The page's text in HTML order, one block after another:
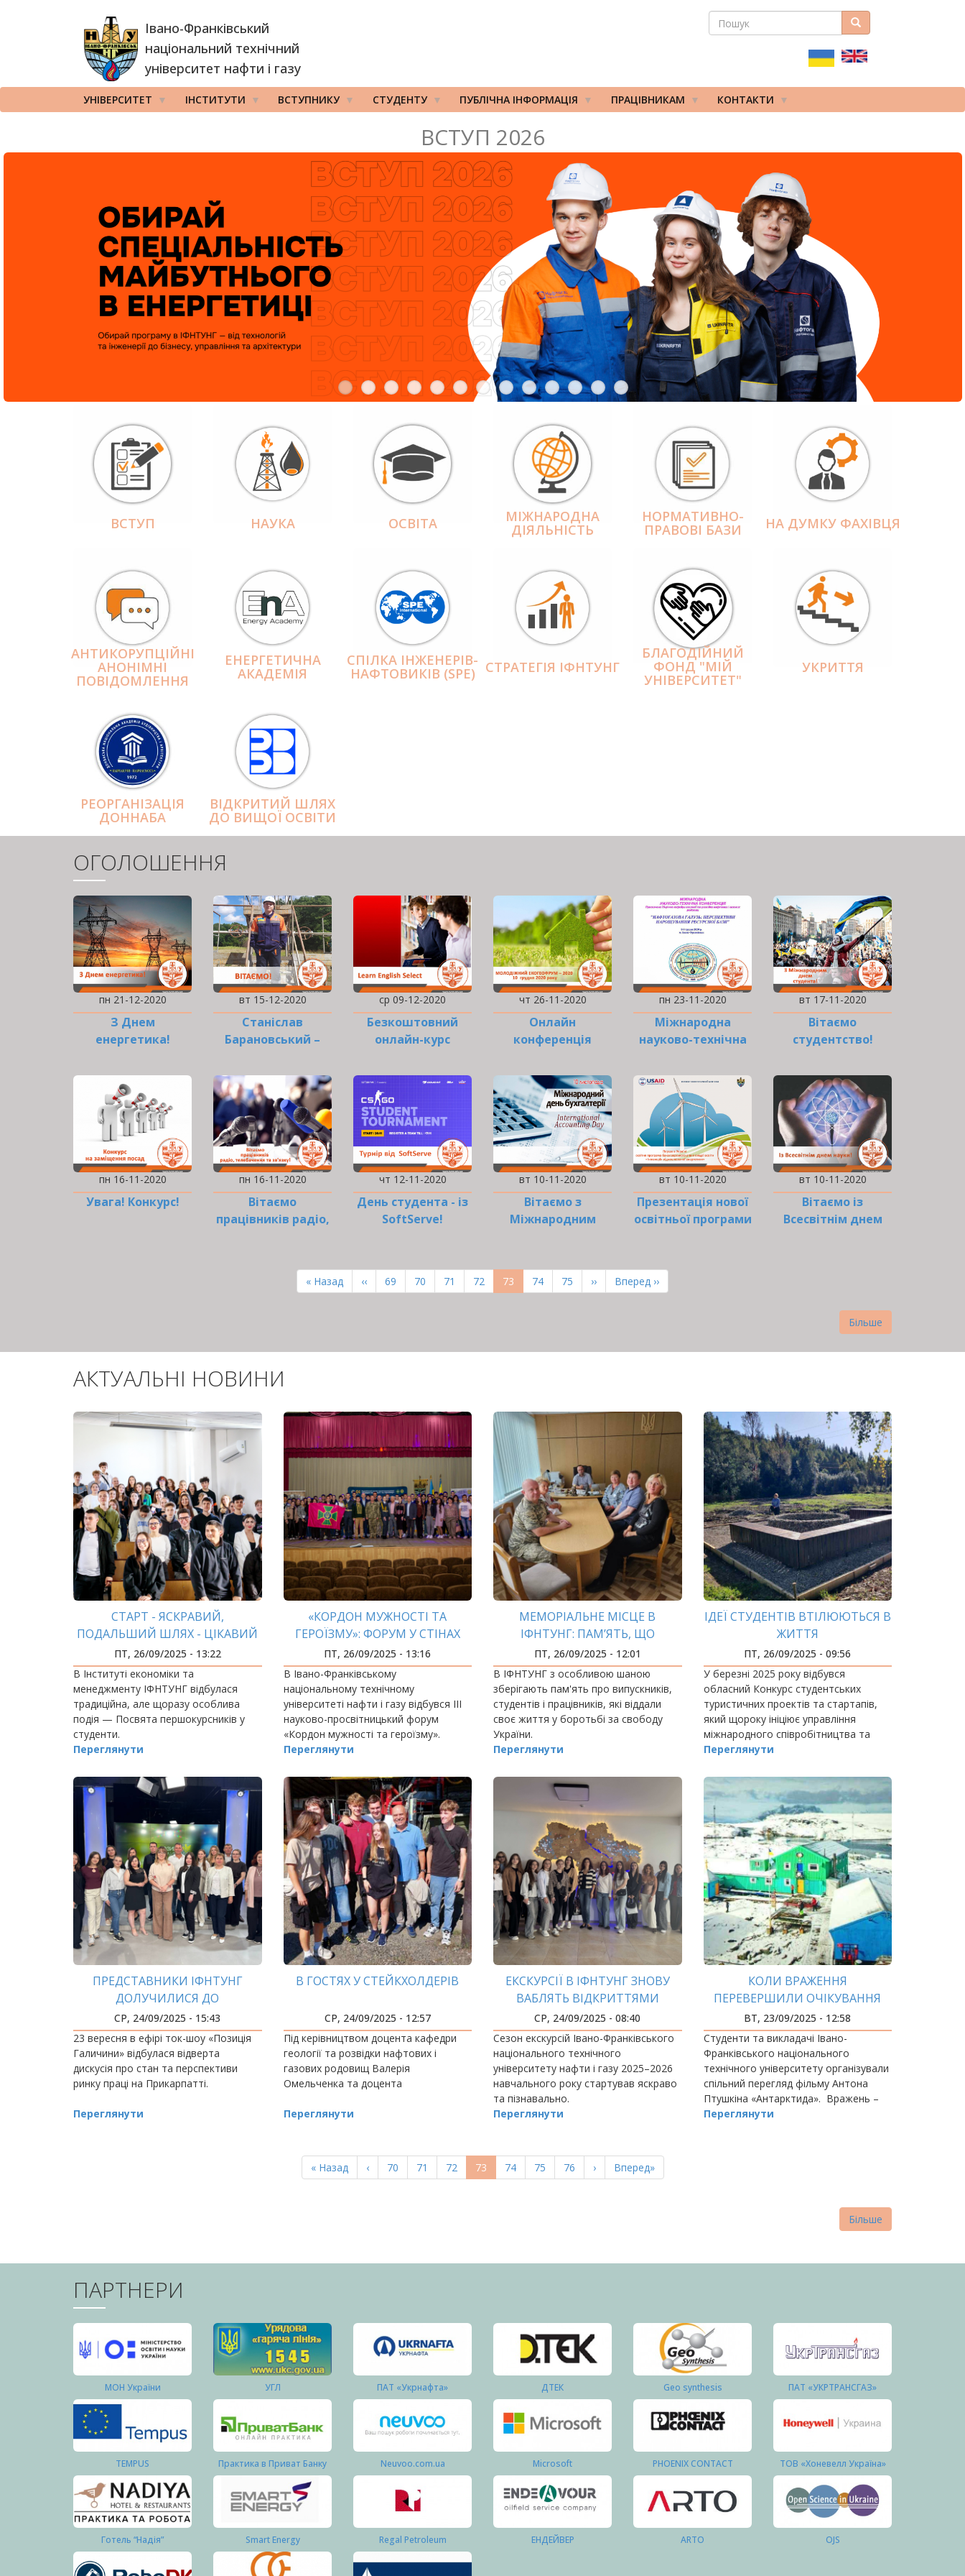
Івано-Франківський
національний технічний
університет нафти і газу
ПОШУКОВА
ПОШУК Пошук
УНІВЕРСИТЕТ ІНСТИТУТИ ВСТУПНИКУ СТУДЕНТУ ПУБЛІЧНА ІНФОРМАЦІЯ ПРАЦІВНИКАМ КОНТАКТИ
ВСТУП 2026
ВСТУП НАУКА ОСВІТА МІЖНАРОДНА
ДІЯЛЬНІCТЬ
НОРМАТИВНО-
ПРАВОВІ БАЗИ НА ДУМКУ ФАХІВЦЯ
АНТИКОРУПЦІЙНІ
АНОНІМНІ
ПОВІДОМЛЕННЯ
ЕНЕРГЕТИЧНА
АКАДЕМІЯ
СПІЛКА ІНЖЕНЕРІВ-
НАФТОВИКІВ (SPE) СТРАТЕГІЯ ІФНТУНГ
БЛАГОДІЙНИЙ
ФОНД "МІЙ
УНІВЕРСИТЕТ"
УКРИТТЯ
РЕОРГАНІЗАЦІЯ
ДОННАБА
ВІДКРИТИЙ ШЛЯХ
ДО ВИЩОЇ ОСВІТИ
ОГОЛОШЕННЯ
пн 21-12-2020
З Днем
енергетика!
вт 15-12-2020
Станіслав
Барановський –
Кабінету Міністрів
України!
ср 09-12-2020
Безкоштовний
онлайн-курс
чт 26-11-2020
Онлайн
конференція
екогеофорум –
2020»
пн 23-11-2020
Міжнародна
науково-технічна
«Нафтогазова
галузь:
перспективи
нарощування
ресурсної…
вт 17-11-2020
Вітаємо
студентство!
пн 16-11-2020
Увага! Конкурс!
пн 16-11-2020
Вітаємо
працівників радіо,
чт 12-11-2020
День студента - із
SoftServe!
вт 10-11-2020
Вітаємо з
Міжнародним
вт 10-11-2020
Презентація нової
освітньої програми
енергетики»
вт 10-11-2020
Вітаємо із
Всесвітнім днем
Перша
сторінка
« Назад
Попередня
сторінка
‹‹ Page
69 Page
70 Page
71 Page
72
Поточна
сторінка
73 Page
74 Page
75
Наступна
сторінка
››
Остання
сторінка
Вперед ››
Більше
АКТУАЛЬНІ НОВИНИ
СТАРТ - ЯСКРАВИЙ,
ПОДАЛЬШИЙ ШЛЯХ - ЦІКАВИЙ
ПТ, 26/09/2025 - 13:22
В Інституті економіки та
менеджменту ІФНТУНГ відбулася
традиційна, але щоразу особлива
подія — Посвята першокурсників у
студенти.
Переглянути
«КОРДОН МУЖНОСТІ ТА
ГЕРОЇЗМУ»: ФОРУМ У СТІНАХ
ІФНТУНГ
ПТ, 26/09/2025 - 13:16
В Івано-Франківському
національному технічному
університеті нафти і газу відбувся ІІІ
науково-просвітницький форум
«Кордон мужності та героїзму».
Переглянути
МЕМОРІАЛЬНЕ МІСЦЕ В
ІФНТУНГ: ПАМ’ЯТЬ, ЩО
ОБ’ЄДНУЄ ПОКОЛІННЯ
ПТ, 26/09/2025 - 12:01
В ІФНТУНГ з особливою шаною
зберігають пам'ять про випускників,
студентів і працівників, які віддали
своє життя у боротьбі за свободу
України.
Переглянути
ІДЕЇ СТУДЕНТІВ ВТІЛЮЮТЬСЯ В
ЖИТТЯ
ПТ, 26/09/2025 - 09:56
У березні 2025 року відбувся
обласний Конкурс студентських
туристичних проектів та стартапів,
який щороку ініціює управління
міжнародного співробітництва та
євроінтеграції громад Івано-
Переглянути
ПРЕДСТАВНИКИ ІФНТУНГ
ДОЛУЧИЛИСЯ ДО
ОБГОВОРЕННЯ ПРОБЛЕМ РИНКУ
ПРАЦІ
СР, 24/09/2025 - 15:43
23 вересня в ефірі ток-шоу «Позиція
Галичини» відбулася відверта
дискусія про стан та перспективи
ринку праці на Прикарпатті.
Переглянути
В ГОСТЯХ У СТЕЙКХОЛДЕРІВ
СР, 24/09/2025 - 12:57
Під керівництвом доцента кафедри
геології та розвідки нафтових і
газових родовищ Валерія
Омельченка та доцента
Переглянути
ЕКСКУРСІЇ В ІФНТУНГ ЗНОВУ
ВАБЛЯТЬ ВІДКРИТТЯМИ
СР, 24/09/2025 - 08:40
Сезон екскурсій Івано-Франківського
національного технічного
університету нафти і газу 2025–2026
навчального року стартував яскраво
та пізнавально.
Переглянути
КОЛИ ВРАЖЕННЯ
ПЕРЕВЕРШИЛИ ОЧІКУВАННЯ
ВТ, 23/09/2025 - 12:58
Студенти та викладачі Івано-
Франківського національного
технічного університету організували
спільний перегляд фільму Антона
Птушкіна «Антарктида». Вражень –
море! Глядачі кажуть: «Тепер
Переглянути
Перша
сторінка
« Назад
Попередня
сторінка
‹ Page
70 Page
71 Page
72
Поточна
сторінка
73 Page
74 Page
75 Page
76
Наступна
сторінка
›
Остання
сторінка
Вперед»
Більше
ПАРТНЕРИ
МОН України УГЛ ПАТ «Укрнафта» ДТЕК Geo synthesis ПАТ «УКРТРАНСГАЗ»
TEMPUS Практика в Приват Банку Neuvoo.com.ua Microsoft PHOENIX CONTACT ТОВ «Хоневелл Україна»
Готель “Надія” Smart Energy Regal Petroleum ЕНДЕЙВЕР ARTO OJS